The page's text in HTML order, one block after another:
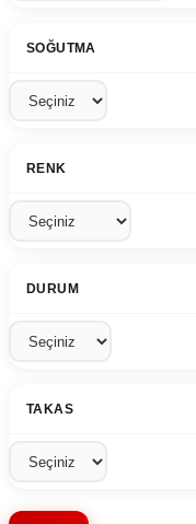
SOĞUTMA
RENK
DURUM
TAKAS